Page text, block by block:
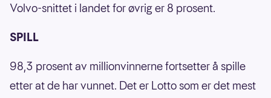
Volvo-snittet i landet for øvrig er 8 prosent.
SPILL
98,3 prosent av millionvinnerne fortsetter å spille
etter at de har vunnet. Det er Lotto som er det mest